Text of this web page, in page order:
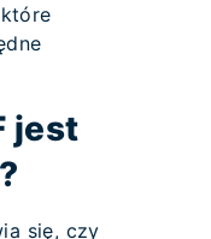
jest
się, czy